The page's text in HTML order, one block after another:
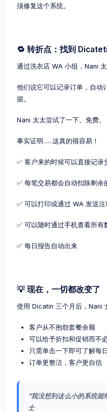
须修复这个系统。
🔁 转折点：找到
通过洗衣店 WA 小组，Nani
他们说它可以记录订单，自动
据。
Nani 太太尝试了一下。免费。
事实证明......这真的很容易！
✅ 客户来的时候可以直接记录
✅ 每笔交易都会自动扣除剩余
✅ 可以打印或通过 WA 发送注
✅ 可以随时通过手机查看所有
✅ 每日报告自动出来
💡 现在，一切都改变了
使用 Dicatin 三个月后，Nani
客户从不抱怨套餐余额
可以给予折扣和促销而不
只需单击一下即可了解每
订单更整洁，客户更自信
“我没想到这么小的系统
士